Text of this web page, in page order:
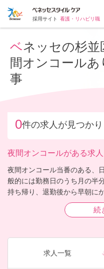
採用サイト 看護・リハビリ職
ベネッセの杉並区の夜
間オンコールあ
事
0件の求人が見つか
夜間オンコールがある求人
夜間オンコール当番のある、
般的には勤務日のうち月の半
持ち帰り、退勤後から早朝に
た際に介護スタッフより相談
は電話での確認、指示となる
約束となっているため、夜間
続
求人一覧